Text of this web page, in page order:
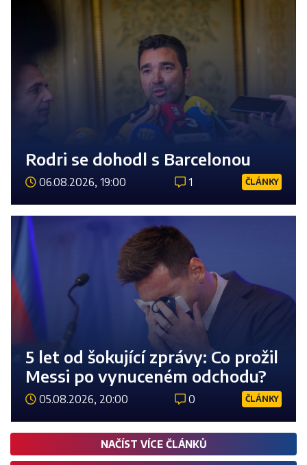
Rodri se dohodl s Barcelonou
06.08.2026, 19:00 1 ČLÁNKY
5 let od šokující zprávy: Co prožil
Messi po vynuceném odchodu?
05.08.2026, 20:00 0 ČLÁNKY
NAČÍST VÍCE ČLÁNKŮ